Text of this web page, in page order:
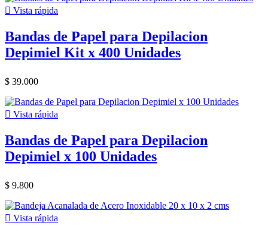
 Vista rápida
Bandas de Papel para Depilacion
Depimiel Kit x 400 Unidades
$ 39.000
 Vista rápida
Bandas de Papel para Depilacion
Depimiel x 100 Unidades
$ 9.800
 Vista rápida